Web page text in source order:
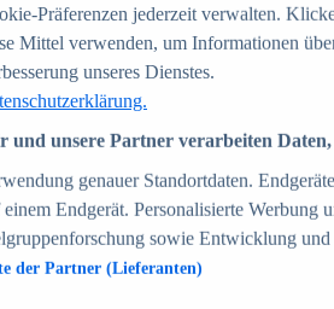
zu mehr als 39.000 Online-Shops
70+
Präferenzen jederzeit verwalten.
Mittel verwenden, um Informationen
unseres Dienstes.
und unsere Partner verarbeiten
genauer Standortdaten.
einem Endgerät. Personalisierte Werbung
sowie Entwicklung
der Partner (Lieferanten)